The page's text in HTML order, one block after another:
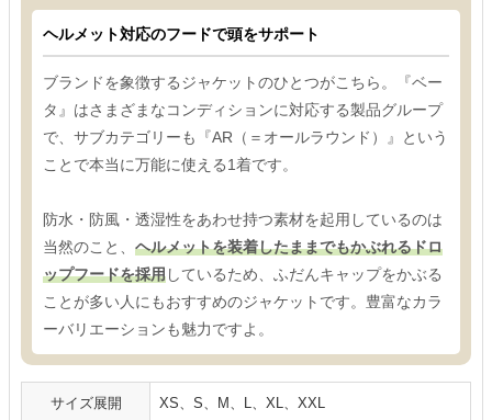
ヘルメット対応のフードで頭をサポート
ブランドを象徴するジャケットのひとつがこちら。『ベー
タ』はさまざまなコンディションに対応する製品グループ
で、サブカテゴリーも『AR（＝オールラウンド）』という
ことで本当に万能に使える1着です。
防水・防風・透湿性をあわせ持つ素材を起用しているのは
当然のこと、 ヘルメットを装着したままでもかぶれるドロ
ップフードを採用しているため、ふだんキャップをかぶる
ことが多い人にもおすすめのジャケットです。豊富なカラ
ーバリエーションも魅力ですよ。
サイズ展開 XS、S、M、L、XL、XXL